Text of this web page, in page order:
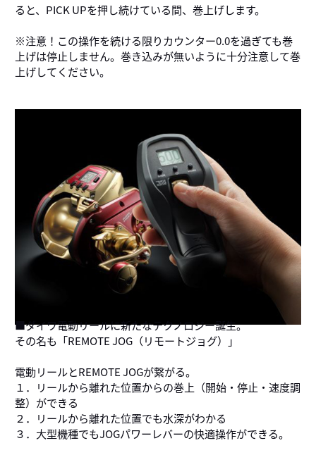
ると、PICK UPを押し続けている間、巻上げします。
※注意！この操作を続ける限りカウンター0.0を過ぎても巻
上げは停止しません。巻き込みが無いように十分注意して巻
上げしてください。
■ダイワ電動リールに新たなテクノロジー誕生。
その名も「REMOTE JOG（リモートジョグ）」
電動リールとREMOTE JOGが繋がる。
１．リールから離れた位置からの巻上（開始・停止・速度調
整）ができる
２．リールから離れた位置でも水深がわかる
３．大型機種でもJOGパワーレバーの快適操作ができる。